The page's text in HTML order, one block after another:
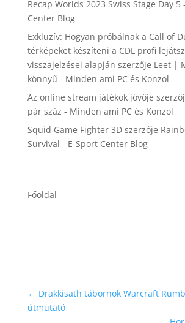
Recap Worlds 2023 Swiss Stage Day 5
Center Blog
Exkluzív: Hogyan próbálnak a Call of
térképeket készíteni a CDL profi
visszajelzései alapján szerzője Leet |
könnyű - Minden ami PC és Konzol
Az online stream játékok jövője
pár száz - Minden ami PC és Konzol
Squid Game Fighter 3Dszerzője
Survival - E-Sport Center Blog
Főoldal
← Drakkisath tábornok Warcraft
útmutató